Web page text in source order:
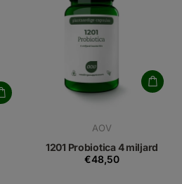
AOV
1201 Probiotica 4 miljard
€48,50